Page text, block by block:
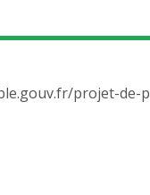
projet-de-